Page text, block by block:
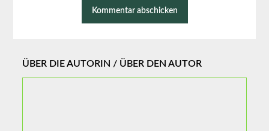
ÜBER DIE AUTORIN / ÜBER DEN AUTOR